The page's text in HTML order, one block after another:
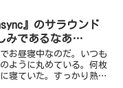
』のサラウンド
みであるなあ…
お昼寝中なのだ。いつも
ように丸めている。何枚
寝ていた。すっかり熟睡